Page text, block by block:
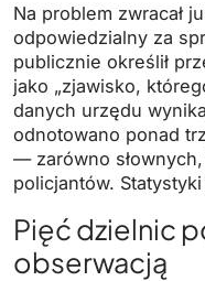
Na problem zwracał
odpowiedzialny za
publicznie określił
jako „zjawisko,
danych urzędu
odnotowano ponad
— zarówno
policjantów.
Pięć dzielnic
obserwacją